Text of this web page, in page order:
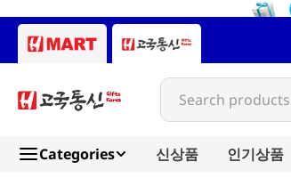
Search products...
Categories 신상품 인기상품